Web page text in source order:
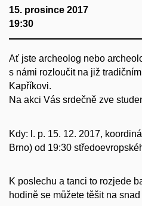
15. prosince 2017
19:30
Ať jste archeolog nebo
s námi rozloučit na již
Kapříkovi.
Na akci Vás srdečně zve
Kdy: l. p. 15. 12. 2017,
Brno) od 19:30
K poslechu a tanci to rozjede
hodině se můžete těšit na